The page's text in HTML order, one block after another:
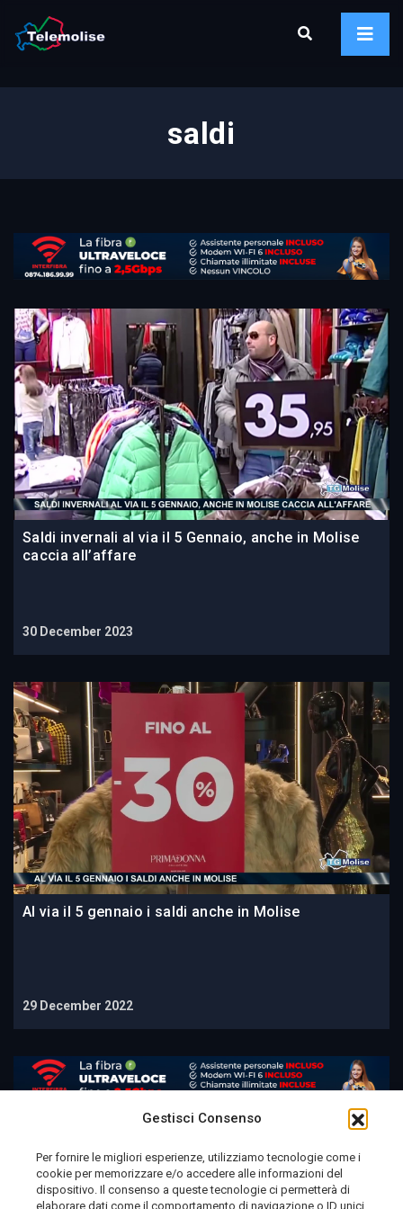
Gestisci Consenso
Per fornire le migliori esperienze, utilizziamo tecnologie come i
cookie per memorizzare e/o accedere alle informazioni del
dispositivo. Il consenso a queste tecnologie ci permetterà di
elaborare dati come il comportamento di navigazione o ID unici
saldi
Saldi invernali al via il 5 Gennaio, anche in Molise
caccia all’affare
30 December 2023
Al via il 5 gennaio i saldi anche in Molise
29 December 2022
Telemolise - reg. Tribunale di Campobasso n. 133 del